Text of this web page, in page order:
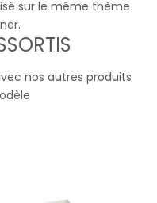
sur le même thème
nos autres produits